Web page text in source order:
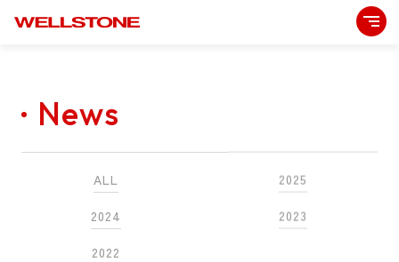
News
ALL 2025
2024 2023
2022